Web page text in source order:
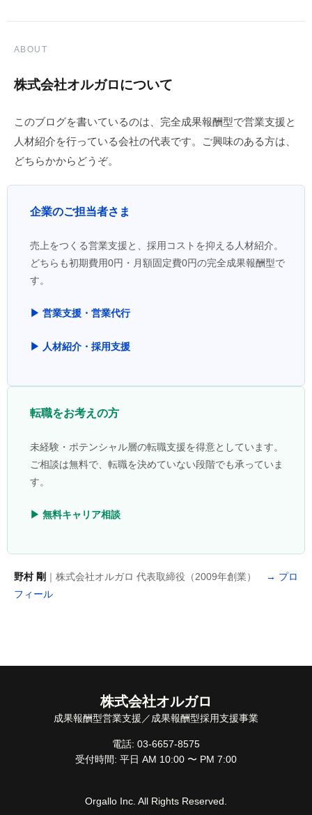
ABOUT
株式会社オルガロについて
このブログを書いているのは、完全成果報酬型で営業支援と
人材紹介を行っている会社の代表です。ご興味のある方は、
どちらかからどうぞ。
企業のご担当者さま
売上をつくる営業支援と、採用コストを抑える人材紹介。
どちらも初期費用0円・月額固定費0円の完全成果報酬型で
す。
▶ 営業支援・営業代行
▶ 人材紹介・採用支援
転職をお考えの方
未経験・ポテンシャル層の転職支援を得意としています。
ご相談は無料で、転職を決めていない段階でも承っていま
す。
▶ 無料キャリア相談
野村 剛 ｜株式会社オルガロ 代表取締役（2009年創業）
→ プロ
フィール
株式会社オルガロ
成果報酬型営業支援／成果報酬型採用支援事業
電話: 03-6657-8575
受付時間: 平日 AM 10:00 〜 PM 7:00
Orgallo Inc. All Rights Reserved.